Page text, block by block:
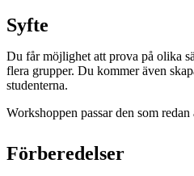
Syfte
Du får möjlighet att prova på olika
flera grupper. Du kommer även
studenterna.
Workshoppen passar den som
Förberedelser